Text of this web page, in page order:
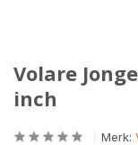
Volare
inch
Merk: